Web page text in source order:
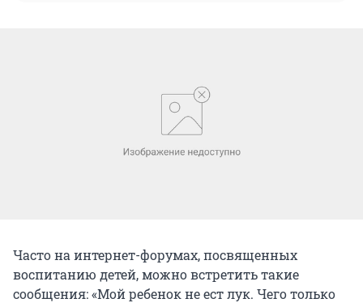
Часто на интернет-форумах, посвященных
воспитанию детей, можно встретить такие
сообщения: «Мой ребенок не ест лук. Чего только